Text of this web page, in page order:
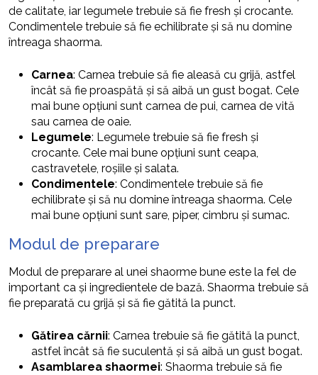
de calitate, iar legumele trebuie să fie fresh și crocante.
Condimentele trebuie să fie echilibrate și să nu domine
întreaga shaorma.
Carnea: Carnea trebuie să fie aleasă cu grijă, astfel
încât să fie proaspătă și să aibă un gust bogat. Cele
mai bune opțiuni sunt carnea de pui, carnea de vită
sau carnea de oaie.
Legumele: Legumele trebuie să fie fresh și
crocante. Cele mai bune opțiuni sunt ceapa,
castravetele, roșiile și salata.
Condimentele: Condimentele trebuie să fie
echilibrate și să nu domine întreaga shaorma. Cele
mai bune opțiuni sunt sare, piper, cimbru și sumac.
Modul de preparare
Modul de preparare al unei shaorme bune este la fel de
important ca și ingredientele de bază. Shaorma trebuie să
fie preparată cu grijă și să fie gătită la punct.
Gătirea cărnii: Carnea trebuie să fie gătită la punct,
astfel încât să fie suculentă și să aibă un gust bogat.
Asamblarea shaormei: Shaorma trebuie să fie